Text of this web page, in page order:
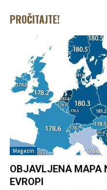
PROČITAJTE!
Magazin
OBJAVLJENA MAPA
EVROPI